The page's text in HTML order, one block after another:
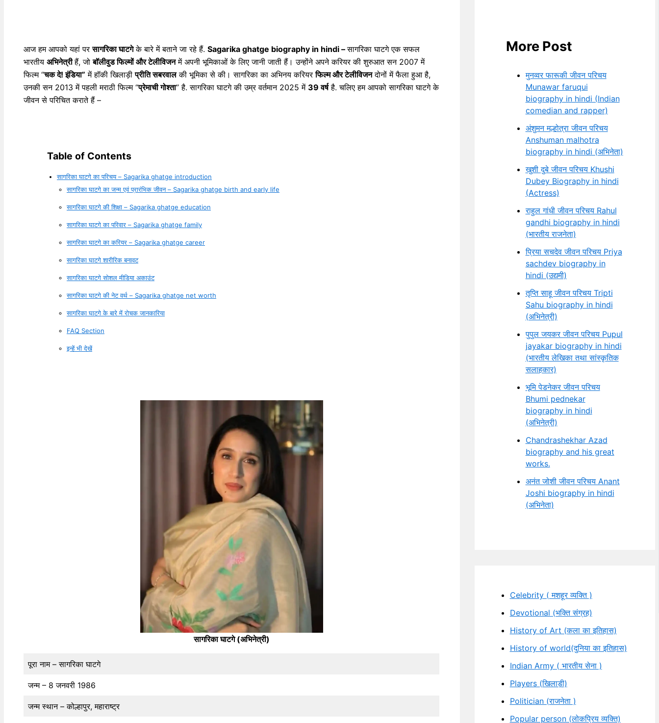
आज हम आपको यहां परसागरिका घाटगेके बारे में बताने जा रहे हैं. Sagarika ghatge biography in hindi –सागरिका घाटगे एक सफल
भारतीय अभिनेत्रीहैं, जोबॉलीवुड फिल्मों और टेलीविजनमें अपनी भूमिकाओं के लिए जानी जाती हैं। उन्होंने अपने करियर की शुरुआत सन 2007 में
फिल्म “चक दे! इंडिया” में हॉकी खिलाड़ीप्रीति सबरवालकी भूमिका से की। सागरिका का अभिनय करियरफिल्म और टेलीविजनदोनों में फैला हुआ है,
उनकी सन 2013 में पहली मराठी फिल्म “प्रेमाची गोश्ता” है. सागरिका घाटगे की उम्र वर्तमान 2025 में 39 वर्षहै. चलिए हम आपको सागरिका घाटगे के
जीवन से परिचित कराते हैं –
Table of Contents
सागरिका घाटगे का परिचय – Sagarika ghatge introduction
सागरिका घाटगे का जन्म एवं प्रारंभिक जीवन – Sagarika ghatge birth and early life
सागरिका घाटगे की शिक्षा – Sagarika ghatge education
सागरिका घाटगे का परिवार – Sagarika ghatge family
सागरिका घाटगे का करियर – Sagarika ghatge career
सागरिका घाटगे शारीरिक बनावट
सागरिका घाटगे सोशल मीडिया अकाउंट
सागरिका घाटगे की नेट वर्थ – Sagarika ghatge net worth
सागरिका घाटगे के बारे में रोचक जानकारिया
FAQ Section
इन्हें भी देखें
सागरिका घाटगे (अभिनेत्री)
पूरा नाम – सागरिका घाटगे
जन्म – 8 जनवरी 1986
जन्म स्थान – कोल्हापुर, महाराष्ट्र
More Post
मुनव्वर फारूकी जीवन परिचय
Munawar faruqui
biography in hindi (Indian
comedian and rapper)
अंशुमन मल्होत्रा जीवन परिचय
Anshuman malhotra
biography in hindi (अभिनेता)
खुशी दुबे जीवन परिचय Khushi
Dubey Biography in hindi
(Actress)
राहुल गांधी जीवन परिचय Rahul
gandhi biography in hindi
(भारतीय राजनेता)
प्रिया सचदेव जीवन परिचय Priya
sachdev biography in
hindi (उद्यमी)
तृप्ति साहू जीवन परिचय Tripti
Sahu biography in hindi
(अभिनेत्री)
पुपुल जयकर जीवन परिचय Pupul
jayakar biography in hindi
(भारतीय लेखिका तथा सांस्कृतिक
सलाहकार)
भूमि पेडनेकर जीवन परिचय
Bhumi pednekar
biography in hindi
(अभिनेत्री)
Chandrashekhar Azad
biography and his great
works.
अनंत जोशी जीवन परिचय Anant
Joshi biography in hindi
(अभिनेता)
Celebrity ( मशहूर व्यक्ति )
Devotional (भक्ति संग्रह)
History of Art (कला का इतिहास)
History of world(दुनिया का इतिहास)
Indian Army ( भारतीय सेना )
Players (खिलाड़ी)
Politician (राजनेता )
Popular person (लोकप्रिय व्यक्ति)